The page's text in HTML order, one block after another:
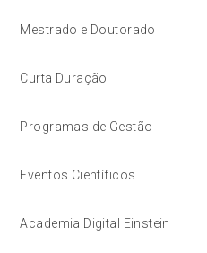
Mestrado e Doutorado
Curta Duração
Programas de Gestão
Eventos Científicos
Academia Digital Einstein